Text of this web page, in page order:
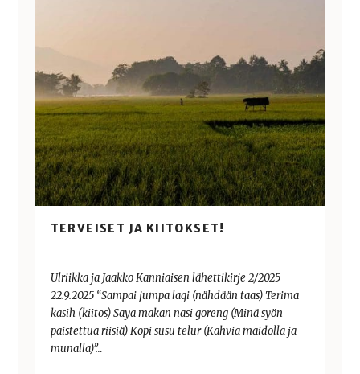
TERVEISET JA KIITOKSET!
Ulriikka ja Jaakko Kanniaisen lähettikirje 2/2025
22.9.2025 “Sampai jumpa lagi (nähdään taas) Terima
kasih (kiitos) Saya makan nasi goreng (Minä syön
paistettua riisiä) Kopi susu telur (Kahvia maidolla ja
munalla)”…